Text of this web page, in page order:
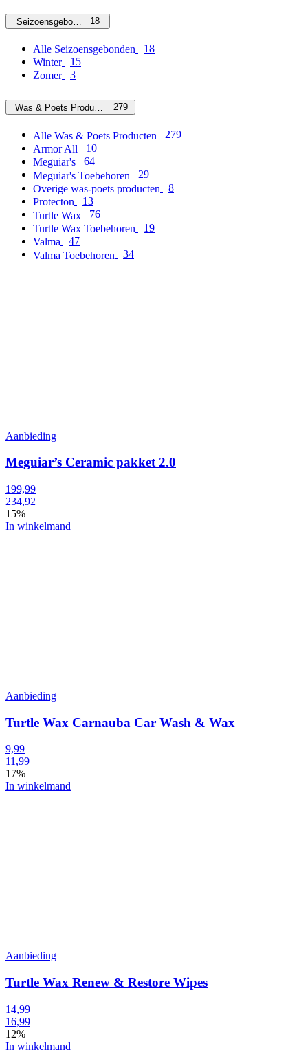
Seizoensgebonden18
Alle Seizoensgebonden
18
Winter
15
Zomer
3
Was & Poets Producten 279
Alle Was & Poets Producten
279
Armor All
10
Meguiar's
64
Meguiar's Toebehoren
29
Overige was-poets producten
8
Protecton
13
Turtle Wax
76
Turtle Wax Toebehoren
19
Valma
47
Valma Toebehoren
34
Aanbieding
Meguiar’s Ceramic pakket 2.0
199,99
234,92
15%
In winkelmand
Aanbieding
Turtle Wax Carnauba Car Wash & Wax
9,99
11,99
17%
In winkelmand
Aanbieding
Turtle Wax Renew & Restore Wipes
14,99
16,99
12%
In winkelmand